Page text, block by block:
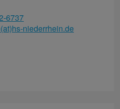
6737
niederrhein.de